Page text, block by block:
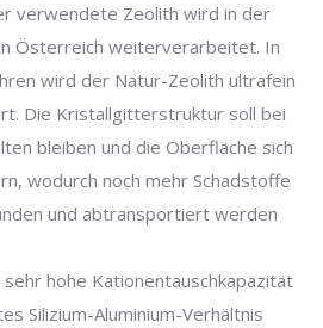
verwendete Zeolith wird in der
Österreich weiterverarbeitet. In
wird der Natur-Zeolith ultrafein
Die Kristallgitterstruktur soll bei
bleiben und die Oberfläche sich
wodurch noch mehr Schadstoffe
und abtransportiert werden
hohe Kationentauschkapazität
Silizium-Aluminium-Verhältnis